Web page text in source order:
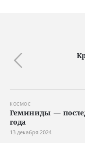
КОСМОС
Геминиды —
года
13 декабря 2024